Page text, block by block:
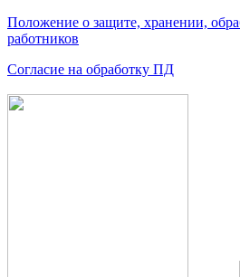
Положение о защите, хранении,
работников
Согласие на обработку ПД